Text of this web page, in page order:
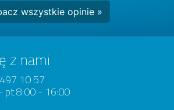
wszystkie opinie »
z nami
10 57
pt 8:00 - 16:00